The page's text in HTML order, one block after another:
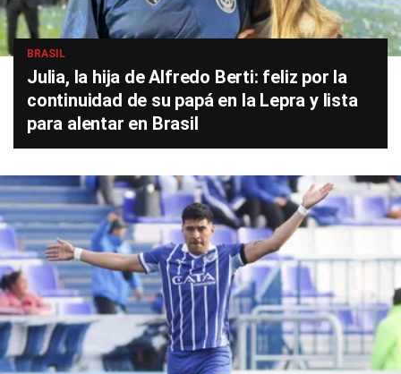
BRASIL
Julia, la hija de Alfredo Berti: feliz por la
continuidad de su papá en la Lepra y lista
para alentar en Brasil